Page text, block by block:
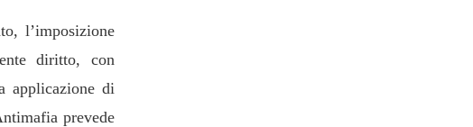
l’imposizione
diritto, con
applicazione di
prevede